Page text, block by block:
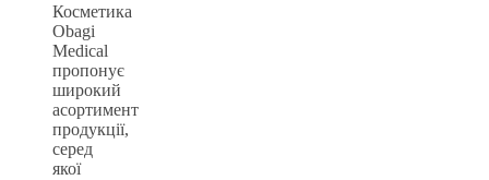
Косметика
Obagi
Medical
пропонує
широкий
асортимент
продукції,
серед
якої